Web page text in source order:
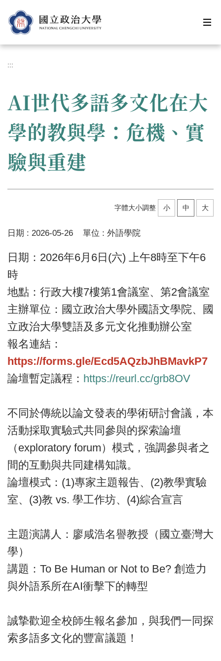
到
主
內
區
:::
AI世代多語多文化在大
學的教與學：危機、實
驗與重建
字體大小調整 小 中 大
日期 : 2026-05-26 單位 : 外語學院
日期：2026年6月6日(六) 上午8時至下午6
時
地點：行政大樓7樓第1會議室、第2會議室
主辦單位：國立政治大學外國語文學院、國
立政治大學雙語及多元文化推動辦公室
報名連結：
https://forms.gle/Ecd5AQzbJhBMavkP7
論壇暫定議程： https://reurl.cc/grb8OV
不同於傳統以論文發表的學術研討會議，本
活動採取實驗式共同參與的探索論壇
（exploratory forum）模式，強調參與者之
間的互動與共同建構知識。
論壇模式：(1)專家主題報告、(2)教學實驗
室、(3)教 vs. 學工作坊、(4)綜合宣言
主題演講人：廖咸浩名譽教授（國立臺灣大
學）
講題：To Be Human or Not to Be? 創造力
與外語系所在AI衝擊下的轉型
誠摯歡迎全校師生報名參加，與我們一同探
索多語多文化的豐富議題！